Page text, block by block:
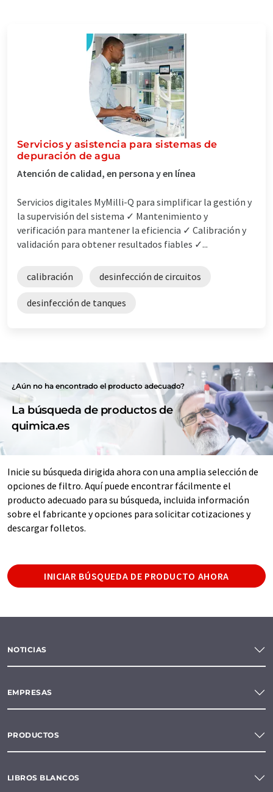
Servicios y asistencia para sistemas de
depuración de agua
Atención de calidad, en persona y en línea
Servicios digitales MyMilli-Q para simplificar la gestión y
la supervisión del sistema ✓ Mantenimiento y
verificación para mantener la eficiencia ✓ Calibración y
validación para obtener resultados fiables ✓...
calibración desinfección de circuitos
desinfección de tanques
¿Aún no ha encontrado el producto adecuado?
La búsqueda de productos de
quimica.es
Inicie su búsqueda dirigida ahora con una amplia selección de
opciones de filtro. Aquí puede encontrar fácilmente el
producto adecuado para su búsqueda, incluida información
sobre el fabricante y opciones para solicitar cotizaciones y
descargar folletos.
INICIAR BÚSQUEDA DE PRODUCTO AHORA
NOTICIAS
EMPRESAS
PRODUCTOS
LIBROS BLANCOS